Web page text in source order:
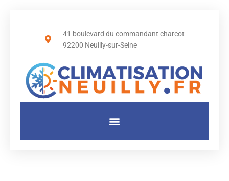
41 boulevard du commandant charcot
92200 Neuilly-sur-Seine